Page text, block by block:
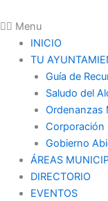
Menu
INICIO
TU
Guía de
Saludo del
Ordenanzas
Corporación
Gobierno
ÁREAS
DIRECTORIO
EVENTOS